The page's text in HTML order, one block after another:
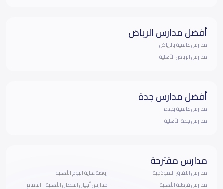
أفضل مدارس الرياض
مدارس عالمية بالرياض
مدارس الرياض الأهلية
أفضل مدارس جدة
مدارس عالمية بجده
مدارس جدة الأهلية
مدارس مقترحة
مدارس الافاق النموذجية
مدارس قرطبة الأهلية
روضة عناية اليوم الأهليه
مدارس أجيال الحصان الأهلية - الدمام